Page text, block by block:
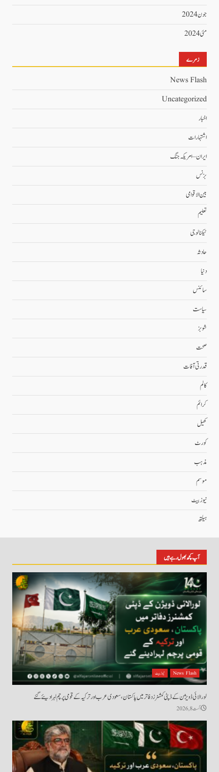
جون 2024
مئی 2024
زمرے
News Flash
Uncategorized
اخبار
اشتہارات
ایران – امریکہ جنگ
بزنس
بین الاقوامی
تعلیم
ٹیکنالوجی
حادثہ
دنیا
سائنس
سیاست
شوبز
صحت
قدرتی آفات
کالم
کرائم
کھیل
کورٹ
مذہب
موسم
نیوز بیٹ
ہیلتھ
آپ کچھ بھول رہے ہیں
News Flash نیوز بیٹ
لورالائی ڈویژن کے ڈپٹی کمشنرز دفاتر میں پاکستان، سعودی عرب اور ترکیہ کے قومی پرچم لہرا دیئے گئے
اگست 8, 2026